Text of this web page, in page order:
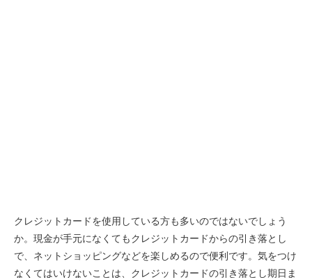
クレジットカードを使用している方も多いのではないでしょう
か。現金が手元になくてもクレジットカードからの引き落とし
で、ネットショッピングなどを楽しめるので便利です。気をつけ
なくてはいけないことは、クレジットカードの引き落とし期日ま